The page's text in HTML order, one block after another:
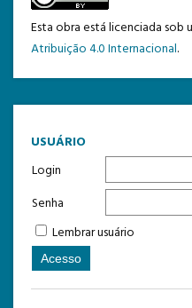
USUÁRIO
Login
Senha
Lembrar usuário
Esta obra está licenciada sob
Atribuição 4.0 Internacional.